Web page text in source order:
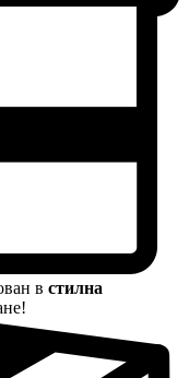
в стилна